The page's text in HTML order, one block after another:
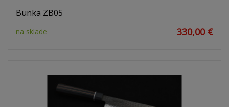
Bunka ZB05
na sklade 330,00 €